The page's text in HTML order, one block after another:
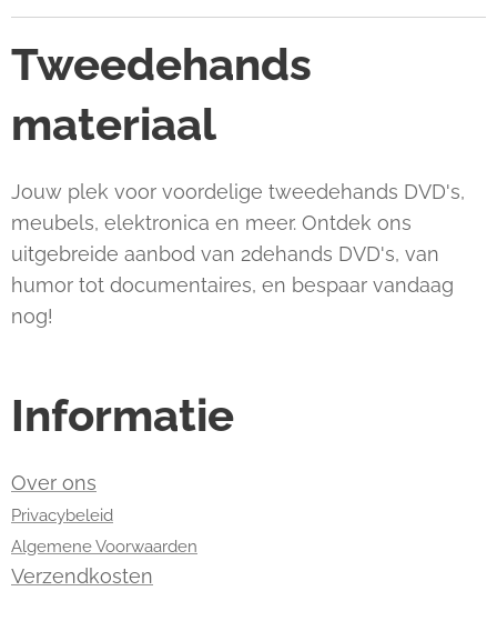
Tweedehands
materiaal
Jouw plek voor voordelige tweedehands DVD's,
meubels, elektronica en meer. Ontdek ons
uitgebreide aanbod van 2dehands DVD's, van
humor tot documentaires, en bespaar vandaag
nog!
Informatie
Over ons
Privacybeleid
Algemene Voorwaarden
Verzendkosten